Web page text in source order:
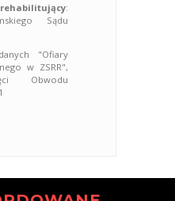
:
Sądu
"Ofiary
w ZSRR",
Obwodu